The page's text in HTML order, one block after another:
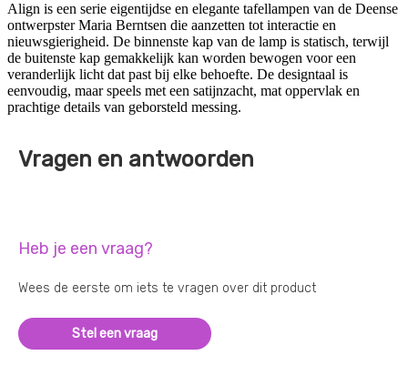
Align is een serie eigentijdse en elegante tafellampen van de Deense
ontwerpster Maria Berntsen die aanzetten tot interactie en
nieuwsgierigheid. De binnenste kap van de lamp is statisch, terwijl
de buitenste kap gemakkelijk kan worden bewogen voor een
veranderlijk licht dat past bij elke behoefte. De designtaal is
eenvoudig, maar speels met een satijnzacht, mat oppervlak en
prachtige details van geborsteld messing.
Vragen en antwoorden
Heb je een vraag?
Wees de eerste om iets te vragen over dit product
Stel een vraag